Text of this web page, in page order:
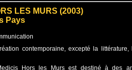
LES MURS (2003)
Pays
contemporaine, excepté la littérature,
Hors les Murs est destiné à des